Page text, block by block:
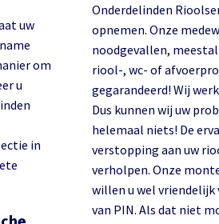
uw
om
u
in
Onderdelinden
opnemen. Onze
noodgevallen,
riool-, wc- of
gegarandeerd! Wij
Dus kunnen wij uw
helemaal niets! De
verstopping aan uw
verholpen. Onze
willen u wel
van PIN. Als dat niet